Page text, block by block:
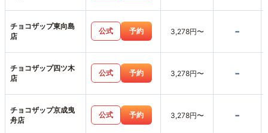
チョコザップ東向島
店
公式 予約 3,278円〜 -
チョコザップ四ツ木
店
公式 予約 3,278円〜 -
チョコザップ京成曳
舟店
公式 予約 3,278円〜 -